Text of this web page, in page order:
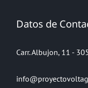
Datos de
Carr. Albujon, 11 -